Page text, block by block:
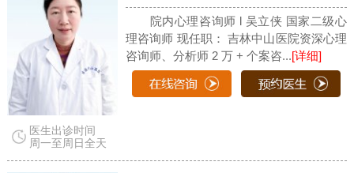
医生出诊时间
周一至周日全天
院内心理咨询师 l 吴立侠 国家二级心
理咨询师 现任职： 吉林中山医院资深心理
咨询师、分析师 2 万 + 个案咨...[详细]